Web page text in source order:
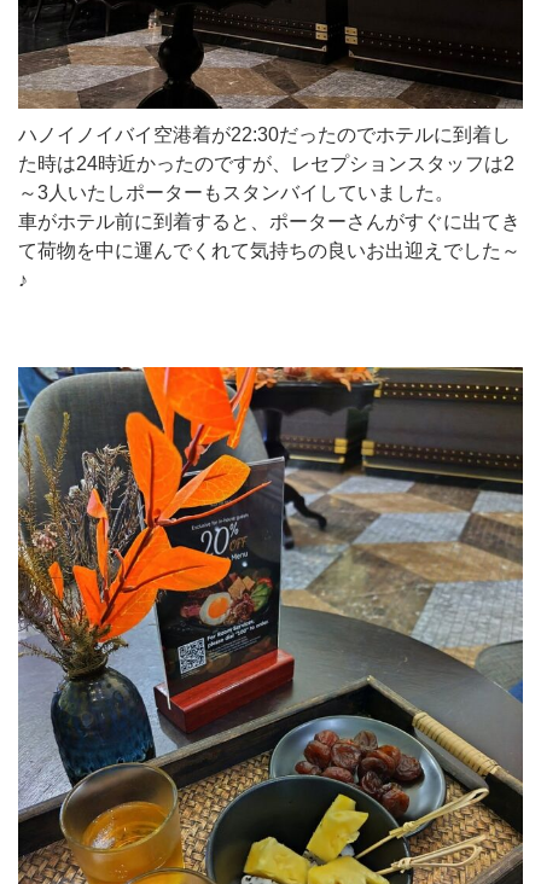
ハノイノイバイ空港着が22:30だったのでホテルに到着し
た時は24時近かったのですが、レセプションスタッフは2
～3人いたしポーターもスタンバイしていました。
車がホテル前に到着すると、ポーターさんがすぐに出てき
て荷物を中に運んでくれて気持ちの良いお出迎えでした～
♪